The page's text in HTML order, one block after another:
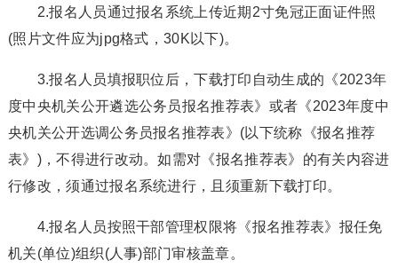
2.报名人员通过报名系统上传近期2寸免冠正面证件照
(照片文件应为jpg格式，30K以下)。
3.报名人员填报职位后，下载打印自动生成的《2023年
度中央机关公开遴选公务员报名推荐表》或者《2023年度中
央机关公开选调公务员报名推荐表》(以下统称《报名推荐
表》)，不得进行改动。如需对《报名推荐表》的有关内容进
行修改，须通过报名系统进行，且须重新下载打印。
4.报名人员按照干部管理权限将《报名推荐表》报任免
机关(单位)组织(人事)部门审核盖章。